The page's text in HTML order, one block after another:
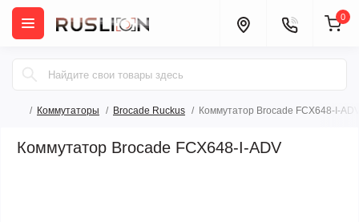
0
Коммутаторы Brocade Ruckus Коммутатор Brocade FCX648-I-
Коммутатор Brocade FCX648-I-ADV